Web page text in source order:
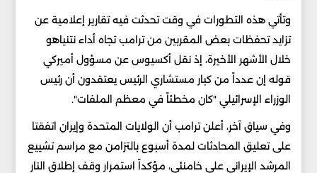
وتأتي هذه التطورات في وقت تحدثت فيه تقارير إعلامية عن
تزايد تحفظات بعض المقربين من ترامب تجاه أداء نتنياهو
خلال الأشهر الأخيرة، إذ نقل أكسيوس عن مسؤول أميركي
قوله إن عدداً من كبار مستشاري الرئيس يعتقدون أن رئيس
الوزراء الإسرائيلي "كان مخطئاً في معظم الملفات".
وفي سياق آخر، أعلن ترامب أن الولايات المتحدة وإيران اتفقتا
على تعليق المحادثات لمدة أسبوع بالتزامن مع مراسم تشييع
المرشد الإيراني علي خامنئي، مؤكداً استمرار وقف إطلاق النار